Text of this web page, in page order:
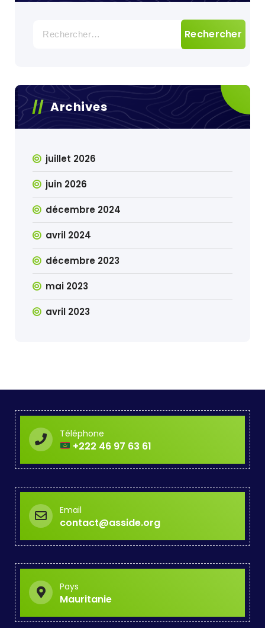
Archives
juillet 2026
juin 2026
décembre 2024
avril 2024
décembre 2023
mai 2023
avril 2023
Téléphone
+222 46 97 63 61
Email
contact@asside.org
Pays
Mauritanie